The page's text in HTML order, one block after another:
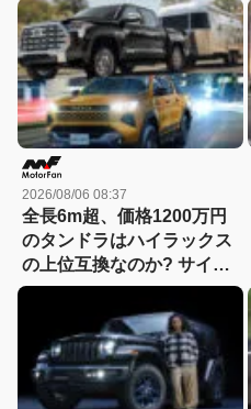
2026/08/06 08:37
全長6m超、価格1200万円
のタンドラはハイラックス
の上位互換なのか? サイ
ズ・装備・走り・価格を徹
底比較して分かった決定的
な違い 【新型ハイラックス
徹底比較】